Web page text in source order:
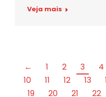
Veja mais
← 1 2 3 4
10
11 12 13
19
20 21 22